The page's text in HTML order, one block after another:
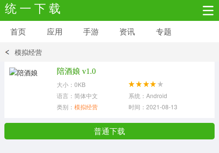
统 一 下 载
安卓应用 安卓游戏
首页 应用 手游 资讯 专题
模拟经营
陪酒娘 v1.0
大小：0KB
语言：简体中文
系统：Android
类别： 模拟经营 时间：2021-08-13
普通下载